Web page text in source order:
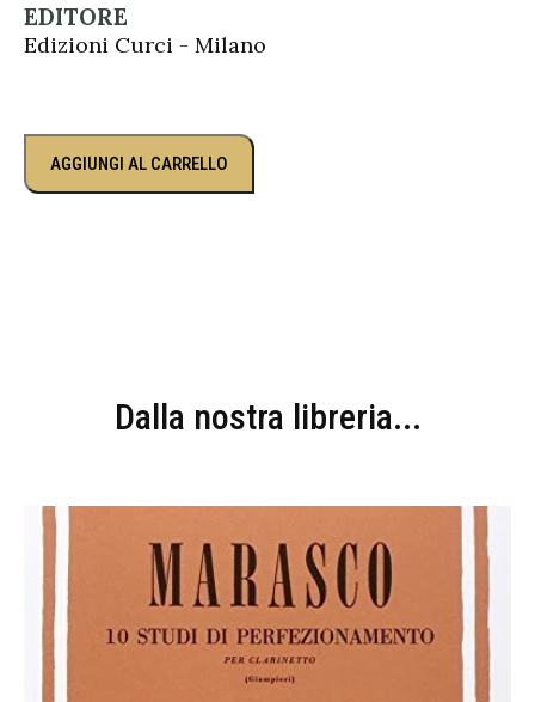
EDITORE
Edizioni Curci - Milano
AGGIUNGI AL CARRELLO
Dalla nostra libreria...